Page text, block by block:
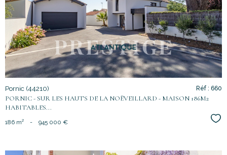
bien
Pornic (44210)
PORNIC - SUR LES HAUTS DE LA NOËVEILLARD - MAISON 186M2
HABITABLES...
Réf : 660
186 m² - 945 000 €